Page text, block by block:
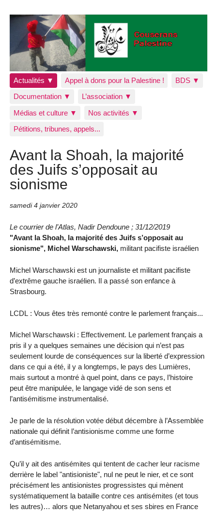
Actualités ▼ Appel à dons pour la Palestine !
BDS ▼
Documentation ▼
L’association ▼
Médias et culture ▼
Nos activités ▼
Pétitions, tribunes, appels...
Avant la Shoah, la majorité
des Juifs s’opposait au
sionisme
samedi 4 janvier 2020
Le courrier de l’Atlas, Nadir Dendoune ; 31/12/2019
"Avant la Shoah, la majorité des Juifs s’opposait au
sionisme", Michel Warschawski, militant pacifiste israélien
Michel Warschawski est un journaliste et militant pacifiste
d’extrême gauche israélien. Il a passé son enfance à
Strasbourg.
LCDL : Vous êtes très remonté contre le parlement français...
Michel Warschawski : Effectivement. Le parlement français a
pris il y a quelques semaines une décision qui n’est pas
seulement lourde de conséquences sur la liberté d’expression
dans ce qui a été, il y a longtemps, le pays des Lumières,
mais surtout a montré à quel point, dans ce pays, l’histoire
peut être manipulée, le langage vidé de son sens et
l’antisémitisme instrumentalisé.
Je parle de la résolution votée début décembre à l’Assemblée
nationale qui définit l’antisionisme comme une forme
d’antisémitisme.
Qu’il y ait des antisémites qui tentent de cacher leur racisme
derrière le label "antisioniste", nul ne peut le nier, et ce sont
précisément les antisionistes progressistes qui mènent
systématiquement la bataille contre ces antisémites (et tous
les autres)… alors que Netanyahou et ses sbires en France